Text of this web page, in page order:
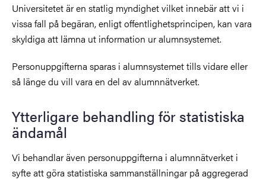
Universitetet är en statlig myndighet vilket innebär att vi i
vissa fall på begäran, enligt offentlighetsprincipen, kan vara
skyldiga att lämna ut information ur alumnsystemet.
Personuppgifterna sparas i alumnsystemet tills vidare eller
så länge du vill vara en del av alumnnätverket.
Ytterligare behandling för statistiska
ändamål
Vi behandlar även personuppgifterna i alumnnätverket i
syfte att göra statistiska sammanställningar på aggregerad